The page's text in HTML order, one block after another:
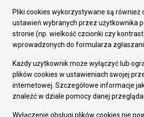
Gospodarka
Fundusze europejskie
Środki krajowe
Oferty inwestycyjne
Pozostałe
Deklaracja dostępności
Dane osobowe
Dodaj opinię o witrynie
Pliki cookies wykorzystywane są również
ustawień wybranych przez użytkownika
stronie (np. wielkość czcionki czy
wprowadzonych do formularza
Każdy użytkownik może wyłączyć lub
plików cookies w ustawieniach swojej
internetowej. Szczegółowe informacje
znaleźć w dziale pomocy danej
Wyłączenie obsługi plików cookies nie